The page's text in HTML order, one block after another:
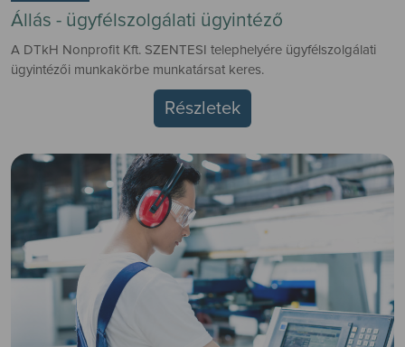
Állás - ügyfélszolgálati ügyintéző
A DTkH Nonprofit Kft. SZENTESI telephelyére ügyfélszolgálati
ügyintézői munkakörbe munkatársat keres.
Részletek